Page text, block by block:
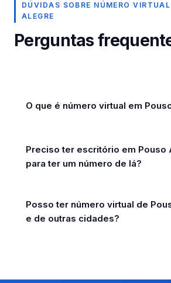
DÚVIDAS SOBRE NÚMERO
ALEGRE
Perguntas
O que é número virtual em
Preciso ter escritório em Pouso
para ter um número de lá?
Posso ter número virtual de
e de outras cidades?